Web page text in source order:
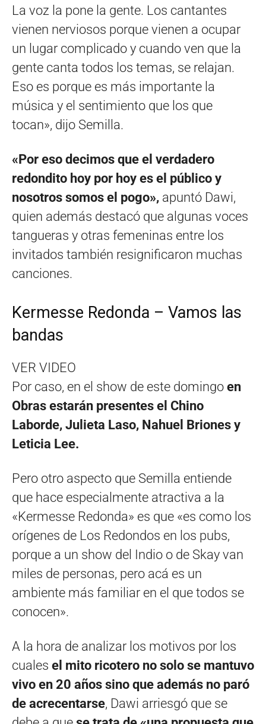
La voz la pone la gente. Los cantantes
vienen nerviosos porque vienen a ocupar
un lugar complicado y cuando ven que la
gente canta todos los temas, se relajan.
Eso es porque es más importante la
música y el sentimiento que los que
tocan», dijo Semilla.
«Por eso decimos que el verdadero
redondito hoy por hoy es el público y
nosotros somos el pogo», apuntó Dawi,
quien además destacó que algunas voces
tangueras y otras femeninas entre los
invitados también resignificaron muchas
canciones.
Kermesse Redonda – Vamos las
bandas
VER VIDEO
Por caso, en el show de este domingo en
Obras estarán presentes el Chino
Laborde, Julieta Laso, Nahuel Briones y
Leticia Lee.
Pero otro aspecto que Semilla entiende
que hace especialmente atractiva a la
«Kermesse Redonda» es que «es como los
orígenes de Los Redondos en los pubs,
porque a un show del Indio o de Skay van
miles de personas, pero acá es un
ambiente más familiar en el que todos se
conocen».
A la hora de analizar los motivos por los
cuales el mito ricotero no solo se mantuvo
vivo en 20 años sino que además no paró
de acrecentarse, Dawi arriesgó que se